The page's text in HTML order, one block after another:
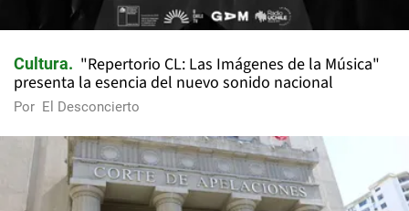
Cultura
"Repertorio CL: Las Imágenes de la Música"
presenta la esencia del nuevo sonido nacional
Por El Desconcierto